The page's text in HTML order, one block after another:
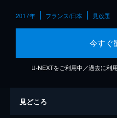
2017年 フランス/日本 見放題
今すぐ
U-NEXTをご利用中／過去に利
見どころ